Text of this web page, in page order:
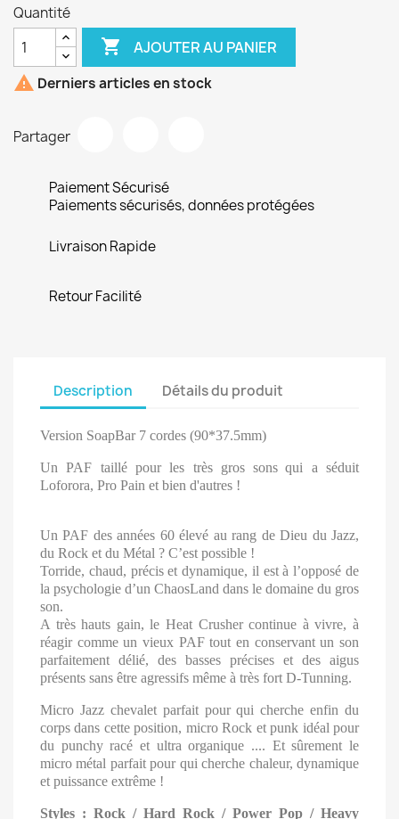
Quantité
 AJOUTER AU PANIER
 Derniers articles en stock
Partager
Paiement Sécurisé
Paiements sécurisés, données protégées
Livraison Rapide
Retour Facilité
Description Détails du produit
Version SoapBar 7 cordes (90*37.5mm)
Un PAF taillé pour les très gros sons qui a séduit
Loforora, Pro Pain et bien d'autres !
Un PAF des années 60 élevé au rang de Dieu du Jazz,
du Rock et du Métal ? C’est possible !
Torride, chaud, précis et dynamique, il est à l’opposé de
la psychologie d’un ChaosLand dans le domaine du gros
son.
A très hauts gain, le Heat Crusher continue à vivre, à
réagir comme un vieux PAF tout en conservant un son
parfaitement délié, des basses précises et des aigus
présents sans être agressifs même à très fort D-Tunning.
Micro Jazz chevalet parfait pour qui cherche enfin du
corps dans cette position, micro Rock et punk idéal pour
du punchy racé et ultra organique .... Et sûrement le
micro métal parfait pour qui cherche chaleur, dynamique
et puissance extrême !
Styles : Rock / Hard Rock / Power Pop / Heavy